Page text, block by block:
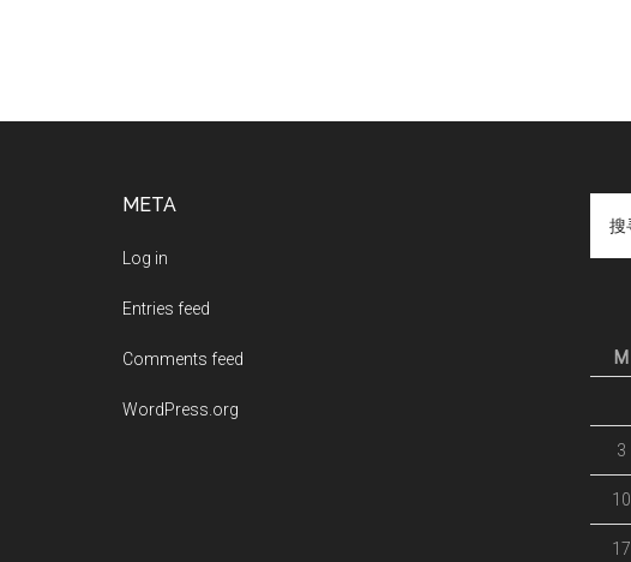
META
Log in
Entries feed
Comments feed
WordPress.org
本
M
3
10
17